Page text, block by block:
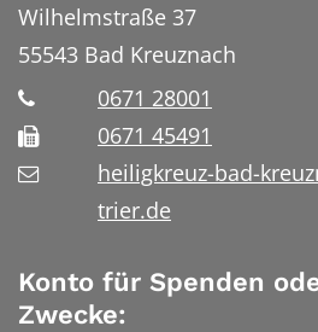
Wilhelmstraße 37
55543 Bad Kreuznach
0671 28001
0671 45491
heiligkreuz-bad-
trier.de
Konto für Spenden
Zwecke: